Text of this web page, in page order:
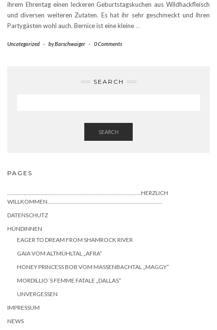
ihrem Ehrentag einen leckeren Geburtstagskuchen aus Wildhackfleisch
und diversen weiteren Zutaten. Es hat ihr sehr geschmeckt und ihren
Partygästen wohl auch. Bernice ist eine kleine …
Uncategorized - byBarschwaiger - 0 Comments
SEARCH
SEARCH
PAGES
………………………………………………………………………………..HERZLICH
WILLKOMMEN…………………………………………………………………….
DATENSCHUTZ
HÜNDINNEN
EAGER TO DREAM FROM SHAMROCK RIVER
GAIA VOM ALTMÜHLTAL „AFRA“
HONEY PRINCESS BOB VOM MASSENBACHTAL „MAGGY“
MORDILLIO´S FEMME FATALE „DALLAS“
UNVERGESSEN
IMPRESSUM
NEWS